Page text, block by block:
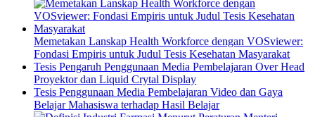
Memetakan Lanskap Health Workforce dengan VOSviewer:
Fondasi Empiris untuk Judul Tesis Kesehatan Masyarakat
Tesis Pengaruh Penggunaan Media Pembelajaran Over Head
Proyektor dan Liquid Crytal Display
Tesis Penggunaan Media Pembelajaran Video dan Gaya
Belajar Mahasiswa terhadap Hasil Belajar